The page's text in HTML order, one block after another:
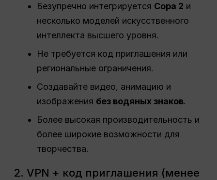
Безупречно интегрируется Сора 2 и
несколько моделей искусственного
интеллекта высшего уровня.
Не требуется код приглашения или
региональные ограничения.
Создавайте видео, анимацию и
изображения без водяных знаков.
Более высокая производительность и
более широкие возможности для
творчества.
2. VPN + код приглашения (менее